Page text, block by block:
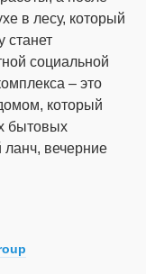
в лесу, который
станет
социальной
– это
который
бытовых
вечерние